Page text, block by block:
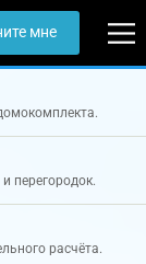
мне
перегородок.
расчёта.